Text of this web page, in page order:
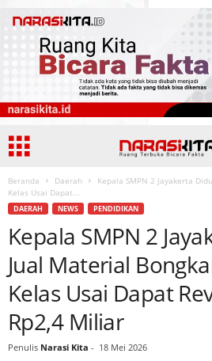
Beranda Daerah
Kepala SMPN 2 Jayakerta
Kelas Usai Dapat...
DAERAH NEWS PENDIDIKAN
Kepala SMPN 2
Jual Material
Kelas Usai Dapat
Rp2,4 Miliar
Penulis Narasi Kita - 18 Mei 2026